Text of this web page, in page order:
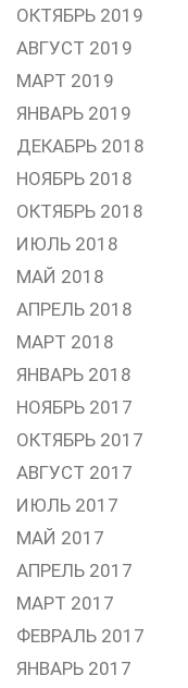
ОКТЯБРЬ 2019
АВГУСТ 2019
МАРТ 2019
ЯНВАРЬ 2019
ДЕКАБРЬ 2018
НОЯБРЬ 2018
ОКТЯБРЬ 2018
ИЮЛЬ 2018
МАЙ 2018
АПРЕЛЬ 2018
МАРТ 2018
ЯНВАРЬ 2018
НОЯБРЬ 2017
ОКТЯБРЬ 2017
АВГУСТ 2017
ИЮЛЬ 2017
МАЙ 2017
АПРЕЛЬ 2017
МАРТ 2017
ФЕВРАЛЬ 2017
ЯНВАРЬ 2017